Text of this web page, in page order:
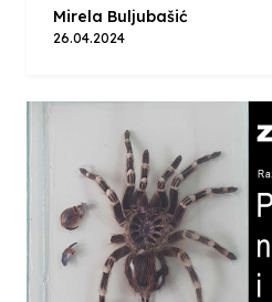
Mirela Buljubašić
26.04.2024